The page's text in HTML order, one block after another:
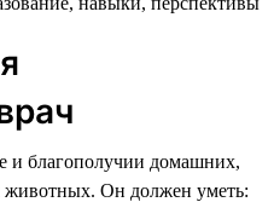
и благополучии домашних,
животных. Он должен уметь: